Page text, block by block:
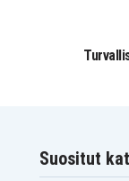
Suositut